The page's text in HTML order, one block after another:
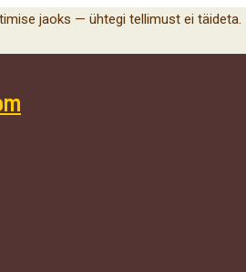
jaoks — ühtegi tellimust ei täideta.
Menu
Toggle
Menu
Toggle
Menu
Toggle